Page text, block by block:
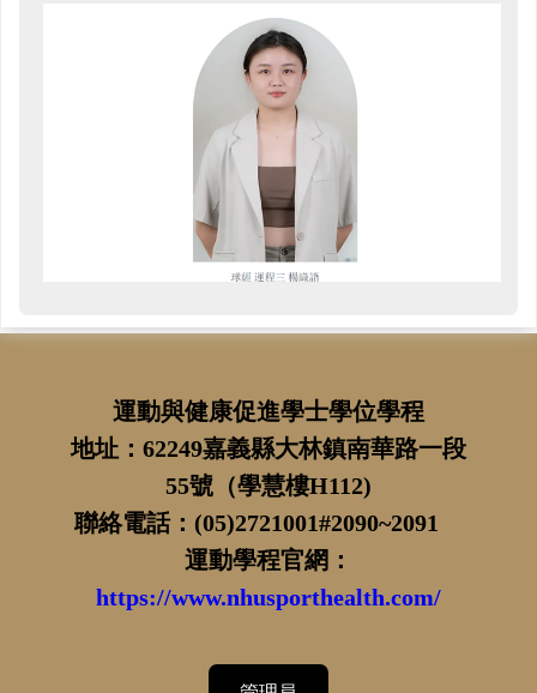
運動與健康促進學士學位學程
地址：62249嘉義縣大林鎮南華路一段
55號（學慧樓H112)
聯絡電話：(05)2721001#2090~2091
運動學程官網：
https://www.nhusporthealth.com/